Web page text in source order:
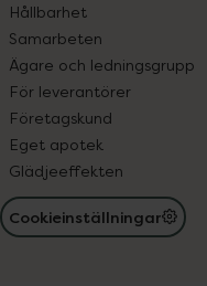
Hållbarhet
Samarbeten
Ägare och ledningsgrupp
För leverantörer
Företagskund
Eget apotek
Glädjeeffekten
Cookieinställningar